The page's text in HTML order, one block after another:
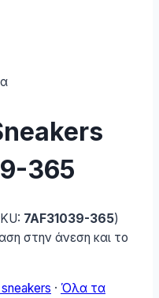
365
7AF31039-365)
στην άνεση και το
· Όλα τα